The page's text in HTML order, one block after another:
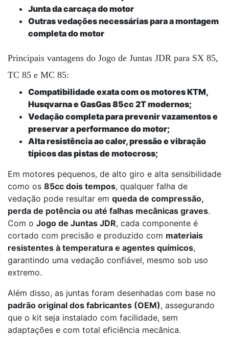
Junta da carcaça do motor
Outras vedações necessárias para a montagem
completa do motor
Principais vantagens do Jogo de Juntas JDR para SX 85,
TC 85 e MC 85:
Compatibilidade exata com os motores KTM,
Husqvarna e GasGas 85cc 2T modernos;
Vedação completa para prevenir vazamentos e
preservar a performance do motor;
Alta resistência ao calor, pressão e vibração
típicos das pistas de motocross;
Em motores pequenos, de alto giro e alta sensibilidade
como os 85cc dois tempos, qualquer falha de
vedação pode resultar em queda de compressão,
perda de potência ou até falhas mecânicas graves.
Com o Jogo de Juntas JDR, cada componente é
cortado com precisão e produzido com materiais
resistentes à temperatura e agentes químicos,
garantindo uma vedação confiável, mesmo sob uso
extremo.
Além disso, as juntas foram desenhadas com base no
padrão original dos fabricantes (OEM), assegurando
que o kit seja instalado com facilidade, sem
adaptações e com total eficiência mecânica.